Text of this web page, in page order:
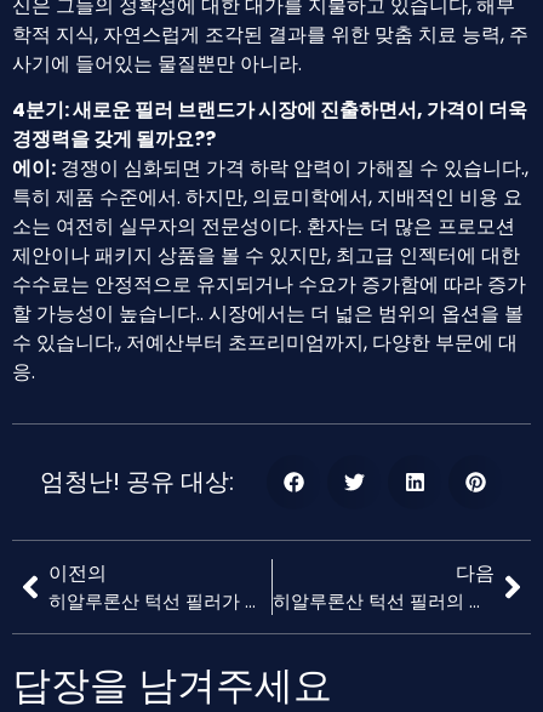
학적 지식, 자연스럽게 조각된 결과를 위한 맞춤 치료 능력, 주
사기에 들어있는 물질뿐만 아니라.
4분기: 새로운 필러 브랜드가 시장에 진출하면서, 가격이 더욱
경쟁력을 갖게 될까요??
에이: 경쟁이 심화되면 가격 하락 압력이 가해질 수 있습니다.,
특히 제품 수준에서. 하지만, 의료미학에서, 지배적인 비용 요
소는 여전히 실무자의 전문성이다. 환자는 더 많은 프로모션
제안이나 패키지 상품을 볼 수 있지만, 최고급 인젝터에 대한
수수료는 안정적으로 유지되거나 수요가 증가함에 따라 증가
할 가능성이 높습니다.. 시장에서는 더 넓은 범위의 옵션을 볼
수 있습니다., 저예산부터 초프리미엄까지, 다양한 부문에 대
응.
엄청난! 공유 대상:
이전의
히알루론산 턱선 필러가 귀하에게 적합합니까?? 후보자 가이드
다음
히알루론산 턱선 필러의 회복 및 애프터케어 팁
답장을 남겨주세요